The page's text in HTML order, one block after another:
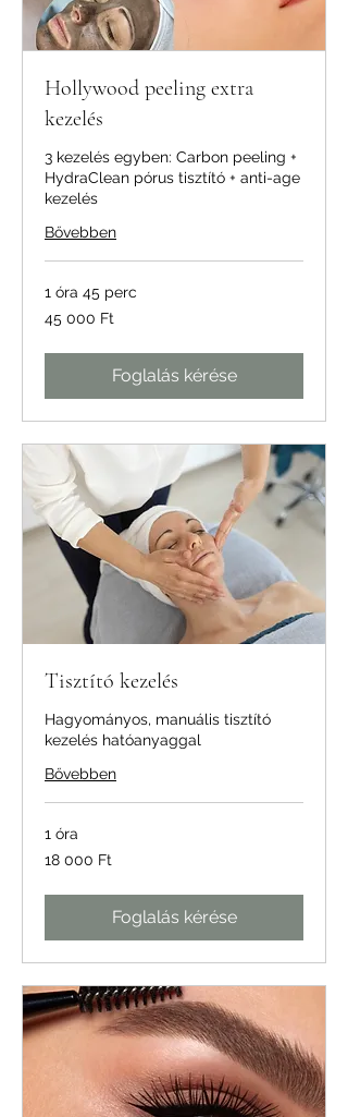
Hollywood peeling extra
kezelés
3 kezelés egyben: Carbon peeling +
HydraClean pórus tisztító + anti-age
kezelés
Bővebben
1 óra 45 perc
magyar
45 000 Ft
Foglalás kérése
Tisztító kezelés
Hagyományos, manuális tisztító
kezelés hatóanyaggal
Bővebben
1 óra
18 000
magyar
18 000 Ft
Foglalás kérése